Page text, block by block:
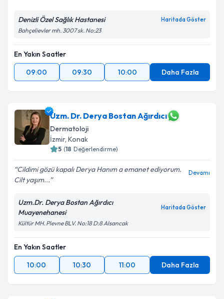
Denizli Özel Sağlık Hastanesi Haritada Göster
Bahçelievler mh. 3007 sk. No:23
En Yakın Saatler
09:00
09:30 10:00 Daha Fazla
Uzm. Dr. Derya Bostan Ağırdıcı
Dermatoloji
İzmir, Konak
5 (18 Değerlendirme)
Cildimi gözü kapalı Derya Hanım a emanet ediyorum.
Cilt yaşım...
Devamı
Uzm.Dr. Derya Bostan Ağırdıcı
Muayenehanesi
Haritada Göster
Kültür MH. Plevne BLV. No:18 D:8 Alsancak
En Yakın Saatler
10:00
10:30 11:00 Daha Fazla